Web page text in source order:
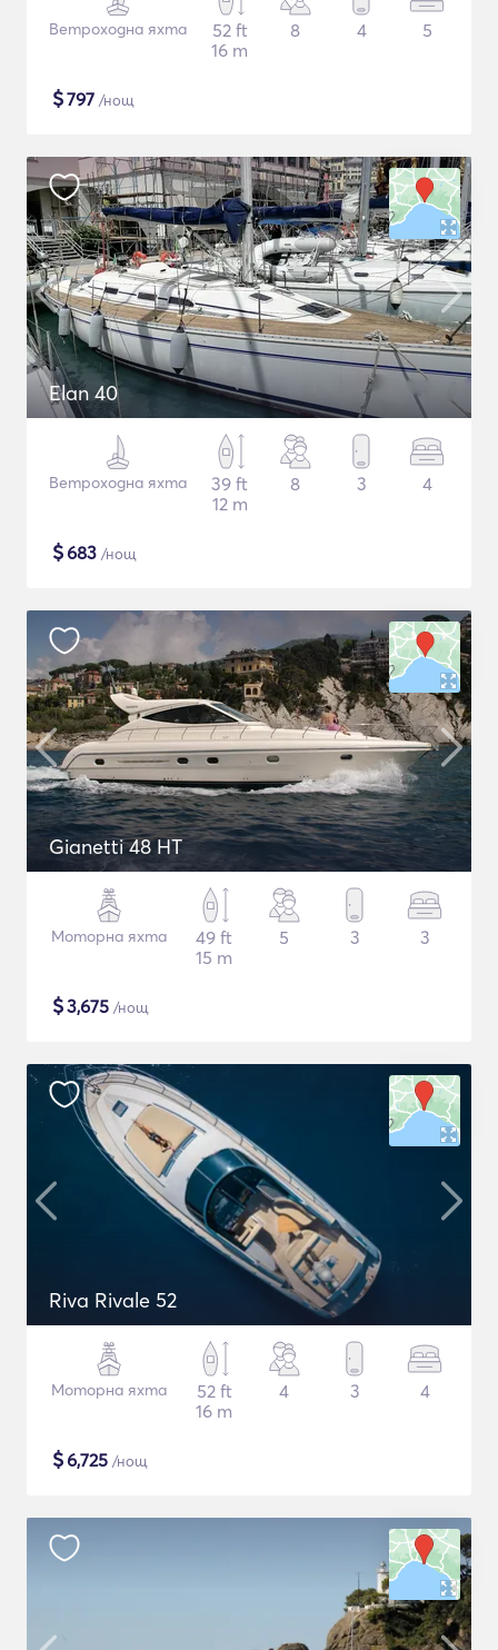
Ветроходна яхта
52 ft
16 m
8 4 5
$797 /нощ
Elan 40
Ветроходна яхта
39 ft
12 m
8 3 4
$683 /нощ
Gianetti 48 HT
Моторна яхта
49 ft
15 m
5 3 3
$3,675 /нощ
Riva Rivale 52
Моторна яхта
52 ft
16 m
4 3 4
$6,725 /нощ